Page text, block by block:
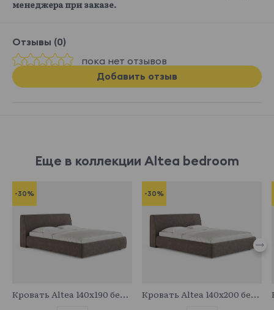
менеджера при заказе.
Отзывы (0)
пока нет отзывов
Добавить отзыв
Еще в коллекции Altea bedroom
-30%
Кровать Altea 140x190 без основания и подъемного механизма
-30%
Кровать Altea 140x200 без основания и подъемного механизма